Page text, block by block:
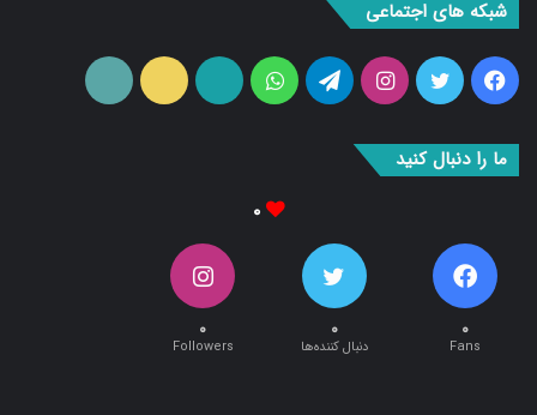
فیس
بوک
توییتراینستاگرامتلگرامواتس
آپ
آپارات ایتا